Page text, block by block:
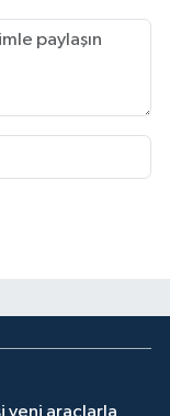
yeni araçlarla